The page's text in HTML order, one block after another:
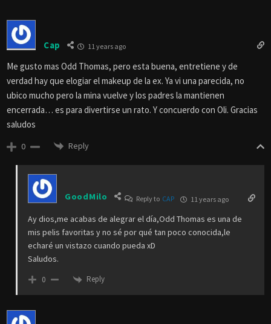
Cap 11 years ago
Me gusto mas Odd Thomas, pero esta buena, entretiene y de
verdad hay que elogiar el makeup de la ex. Ya vi una parecida, no
ubico mucho pero la mina vuelve y los padres la mantienen
encerrada… es para divertirse un rato. Y concuerdo con Oli. Gracias
saludos
0 Reply
GoodMilo Reply to CAP 11 years ago
Ay dios,me acabas de alegrar el día,Odd Thomas es una de
mis pelis favoritas y no sé por qué tan poco conocida,le
echaré un vistazo cuando pueda xD
Saludos.
0 Reply